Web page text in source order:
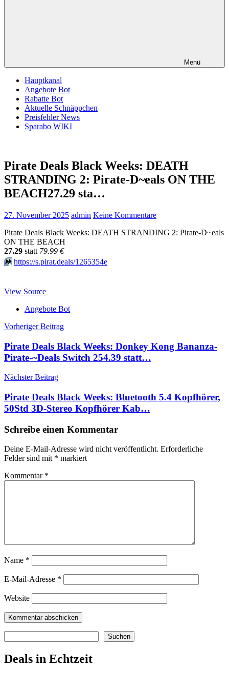
Menü
Hauptkanal
Angebote Bot
Rabatte Bot
Aktuelle Schnäppchen
Preisfehler News
Sparabo WIKI
Pirate Deals Black Weeks: DEATH
STRANDING 2: Pirate-D~eals ON THE
BEACH27.29 sta…
27. November 2025 admin Keine Kommentare
Pirate Deals Black Weeks: DEATH STRANDING 2: Pirate-D~eals
ON THE BEACH
27.29 statt 79.99 €
⏩️ https://s.pirat.deals/1265354e
View Source
Angebote Bot
Beitragsnavigation
Vorheriger Beitrag
Pirate Deals Black Weeks: Donkey Kong Bananza-
Pirate-~Deals Switch 254.39 statt…
Nächster Beitrag
Pirate Deals Black Weeks: Bluetooth 5.4 Kopfhörer,
50Std 3D-Stereo Kopfhörer Kab…
Schreibe einen Kommentar
Deine E-Mail-Adresse wird nicht veröffentlicht. Erforderliche
Felder sind mit * markiert
Kommentar *
Name *
E-Mail-Adresse *
Website
Suchen
Deals in Echtzeit